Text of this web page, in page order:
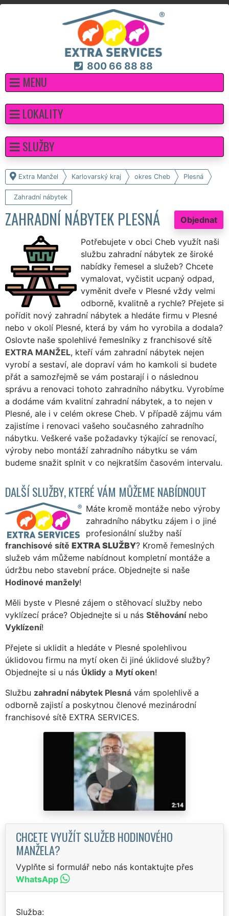
800 66 88 88
MENU
Extra Manžel Karlovarský kraj okres Cheb Plesná
Zahradní nábytek
Objednat
ZAHRADNÍ NÁBYTEK PLESNÁ
Potřebujete v obci Cheb využít naši
službu zahradní nábytek ze široké
nabídky řemesel a služeb? Chcete
vymalovat, vyčistit ucpaný odpad,
vyměnit dveře v Plesné vždy velmi
odborně, kvalitně a rychle? Přejete si
pořídit nový zahradní nábytek a hledáte firmu v Plesné
nebo v okolí Plesné, která by vám ho vyrobila a dodala?
Oslovte naše spolehlivé řemeslníky z franchisové sítě
EXTRA MANŽEL, kteří vám zahradní nábytek nejen
vyrobí a sestaví, ale dopraví vám ho kamkoli si budete
přát a samozřejmě se vám postarají i o následnou
správu a renovaci tohoto zahradního nábytku. Vyrobíme
a dodáme vám kvalitní zahradní nábytek, a to nejen v
Plesné, ale i v celém okrese Cheb. V případě zájmu vám
zajistíme i renovaci vašeho současného zahradního
nábytku. Veškeré vaše požadavky týkající se renovací,
výroby nebo montáží zahradního nábytku se vám
budeme snažit splnit v co nejkratším časovém intervalu.
DALŠÍ SLUŽBY, KTERÉ VÁM MŮŽEME NABÍDNOUT
Máte kromě montáže nebo výroby
zahradního nábytku zájem i o jiné
profesionální služby naší
franchisové sítě EXTRA SLUŽBY? Kromě řemeslných
služeb vám můžeme nabídnout kompletní montáže a
údržbu nebo stavební práce. Objednejte si naše
Hodinové manžely!
Měli byste v Plesné zájem o stěhovací služby nebo
vyklízecí práce? Objednejte si u nás Stěhovánínebo
Vyklízení!
Přejete si uklidit a hledáte v Plesné spolehlivou
úklidovou firmu na mytí oken či jiné úklidové služby?
Objednejte si u nás Úklidy a Mytí oken!
Službu zahradní nábytek Plesná vám spolehlivě a
odborně zajistí a poskytnou členové mezinárodní
franchisové sítě EXTRA SERVICES.
CHCETE VYUŽÍT SLUŽEB HODINOVÉHO
MANŽELA?
Vyplňte si formulář nebo nás kontaktujte přes
WhatsApp
Služba
LOKALITY
SLUŽBY